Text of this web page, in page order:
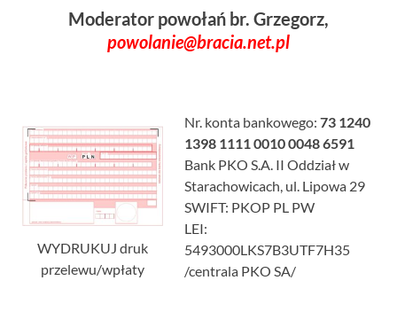
Moderator powołań br. Grzegorz,
powolanie@bracia.net.pl
WYDRUKUJ druk
przelewu/wpłaty
Nr. konta bankowego: 73 1240
1398 1111 0010 0048 6591
Bank PKO S.A. II Oddział w
Starachowicach, ul. Lipowa 29
SWIFT: PKOP PL PW
LEI:
5493000LKS7B3UTF7H35
/centrala PKO SA/